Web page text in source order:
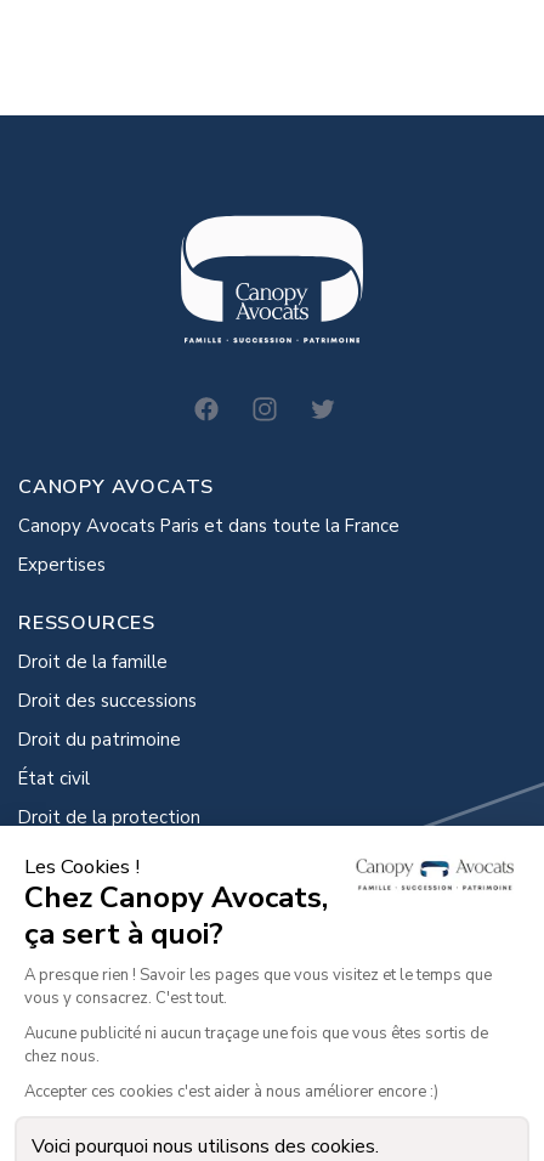
CANOPY AVOCATS
Canopy Avocats Paris et dans toute la France
Expertises
RESSOURCES
Droit de la famille
Droit des successions
Droit du patrimoine
État civil
Droit de la protection
GUIDES PRATIQUES
Guide de la famille et du divorce
Guide des successions
Guide de la famille et du divorce des dirigeant.es
d’entreprise